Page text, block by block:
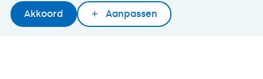
Later lezenDelenWoordenboek
About SeniorWeb
Akkoord Aanpassen